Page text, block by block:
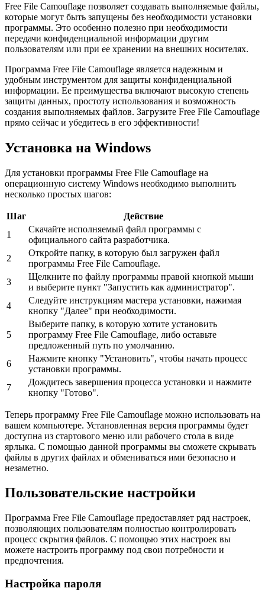
Free File Camouflage позволяет создавать выполняемые файлы,
которые могут быть запущены без необходимости установки
программы. Это особенно полезно при необходимости
передачи конфиденциальной информации другим
пользователям или при ее хранении на внешних носителях.
Программа Free File Camouflage является надежным и
удобным инструментом для защиты конфиденциальной
информации. Ее преимущества включают высокую степень
защиты данных, простоту использования и возможность
создания выполняемых файлов. Загрузите Free File Camouflage
прямо сейчас и убедитесь в его эффективности!
Установка на Windows
Для установки программы Free File Camouflage на
операционную систему Windows необходимо выполнить
несколько простых шагов:
Шаг
Действие
1
Скачайте исполняемый файл программы с
официального сайта разработчика.
2
Откройте папку, в которую был загружен файл
программы Free File Camouflage.
3
Щелкните по файлу программы правой кнопкой мыши
и выберите пункт "Запустить как администратор".
4
Следуйте инструкциям мастера установки, нажимая
кнопку "Далее" при необходимости.
5
Выберите папку, в которую хотите установить
программу Free File Camouflage, либо оставьте
предложенный путь по умолчанию.
6
Нажмите кнопку "Установить", чтобы начать процесс
установки программы.
7
Дождитесь завершения процесса установки и нажмите
кнопку "Готово".
Теперь программу Free File Camouflage можно использовать на
вашем компьютере. Установленная версия программы будет
доступна из стартового меню или рабочего стола в виде
ярлыка. С помощью данной программы вы сможете скрывать
файлы в других файлах и обмениваться ими безопасно и
незаметно.
Пользовательские настройки
Программа Free File Camouflage предоставляет ряд настроек,
позволяющих пользователям полностью контролировать
процесс скрытия файлов. С помощью этих настроек вы
можете настроить программу под свои потребности и
предпочтения.
Настройка пароля